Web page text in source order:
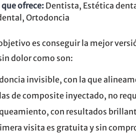
ofrece:Dentista, Estética
Ortodoncia
es conseguir la mejor
dolor como son:
invisible, con la que
de composite inyectado, no
con resultados
visita es gratuita y sin